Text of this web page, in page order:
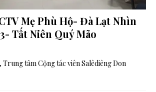
Mẹ Phù Hộ- Đà Lạt Nhìn
Tất Niên Quý Mão
Trung tâm Cộng tác viên Salêdiêng Don